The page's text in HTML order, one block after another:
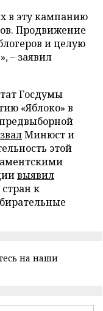
в эту кампанию
Продвижение
и целую
– заявил
Госдумы
«Яблоко» в
Минюст и
этой
выявил
к
на наши